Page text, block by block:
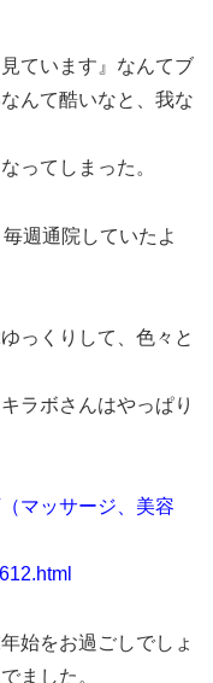
ています』なんてブ
んて酷いなと、我な
ってしまった。
週通院していたよ
っくりして、色々と
ラボさんはやっぱり
マッサージ、美容
始をお過ごしでしょ
ました。